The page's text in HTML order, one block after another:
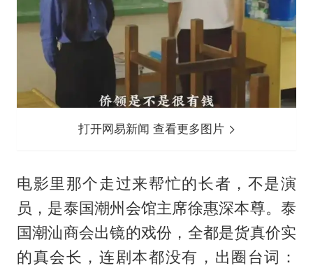
打开网易新闻 查看更多图片
电影里那个走过来帮忙的长者，不是演
员，是泰国潮州会馆主席徐惠深本尊。泰
国潮汕商会出镜的戏份，全都是货真价实
的真会长，连剧本都没有，出圈台词：